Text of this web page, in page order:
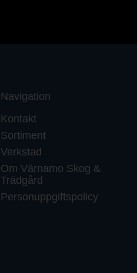
Navigation
Kontakt
Sortiment
Verkstad
Om Värnamo Skog &
Trädgård
Personuppgiftspolicy